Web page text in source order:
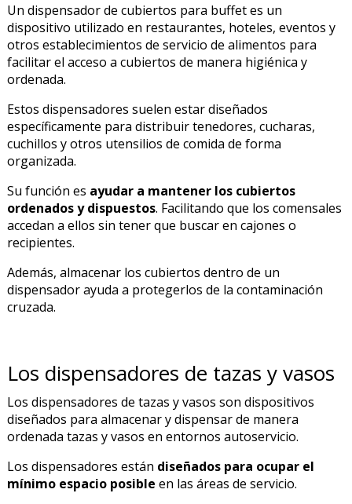
Un dispensador de cubiertos para buffet es un
dispositivo utilizado en restaurantes, hoteles, eventos y
otros establecimientos de servicio de alimentos para
facilitar el acceso a cubiertos de manera higiénica y
ordenada.
Estos dispensadores suelen estar diseñados
específicamente para distribuir tenedores, cucharas,
cuchillos y otros utensilios de comida de forma
organizada.
Su función es ayudar a mantener los cubiertos
ordenados y dispuestos. Facilitando que los comensales
accedan a ellos sin tener que buscar en cajones o
recipientes.
Además, almacenar los cubiertos dentro de un
dispensador ayuda a protegerlos de la contaminación
cruzada.
Los dispensadores de tazas y vasos
Los dispensadores de tazas y vasos son dispositivos
diseñados para almacenar y dispensar de manera
ordenada tazas y vasos en entornos autoservicio.
Los dispensadores están diseñados para ocupar el
mínimo espacio posible en las áreas de servicio.